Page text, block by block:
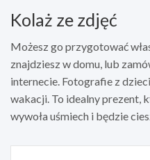
Kolaż ze zdjęć
Możesz go przygotować
znajdziesz w domu, lub
internecie. Fotografie z
wakacji. To idealny prezent,
wywoła uśmiech i będzie